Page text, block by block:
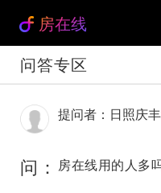
房在线
问答专区
提问者：日照庆
问： 房在线用的人多